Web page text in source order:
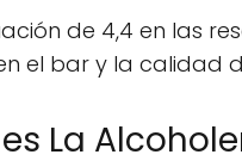
de 4,4 en las
el bar y la calidad
La